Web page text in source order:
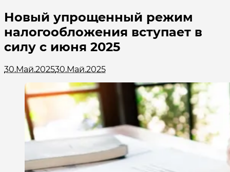
Новый упрощенный режим
налогообложения вступает в
силу с июня 2025
30.Май.202530.Май.2025